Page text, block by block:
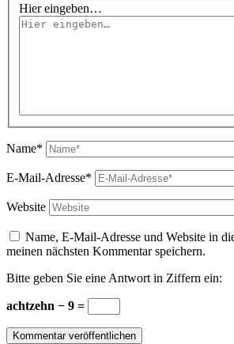
Hier eingeben…
Name*
E-Mail-Adresse*
Website
Name, E-Mail-Adresse und Website in
meinen nächsten Kommentar speichern.
Bitte geben Sie eine Antwort in Ziffern ein:
achtzehn − 9 =